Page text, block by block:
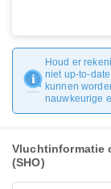
Houd er
niet up-to-
kunnen
nauwkeurige
Vluchtinformatie
(SHO)